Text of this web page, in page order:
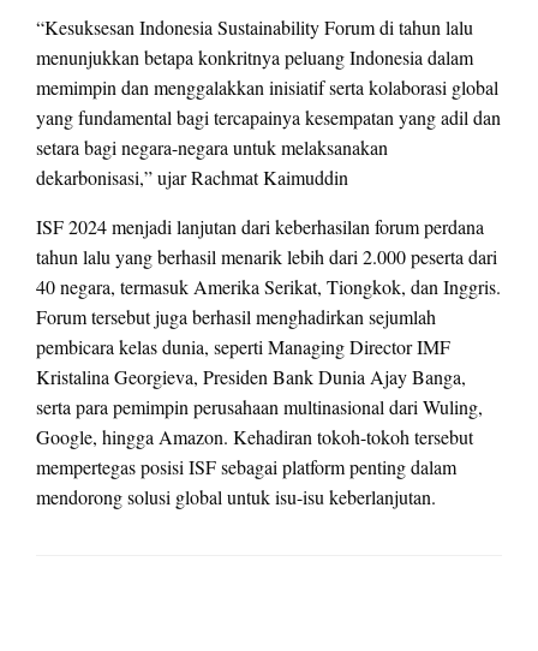
“Kesuksesan Indonesia Sustainability Forum di tahun lalu
menunjukkan betapa konkritnya peluang Indonesia dalam
memimpin dan menggalakkan inisiatif serta kolaborasi global
yang fundamental bagi tercapainya kesempatan yang adil dan
setara bagi negara-negara untuk melaksanakan
dekarbonisasi,” ujar Rachmat Kaimuddin
ISF 2024 menjadi lanjutan dari keberhasilan forum perdana
tahun lalu yang berhasil menarik lebih dari 2.000 peserta dari
40 negara, termasuk Amerika Serikat, Tiongkok, dan Inggris.
Forum tersebut juga berhasil menghadirkan sejumlah
pembicara kelas dunia, seperti Managing Director IMF
Kristalina Georgieva, Presiden Bank Dunia Ajay Banga,
serta para pemimpin perusahaan multinasional dari Wuling,
Google, hingga Amazon. Kehadiran tokoh-tokoh tersebut
mempertegas posisi ISF sebagai platform penting dalam
mendorong solusi global untuk isu-isu keberlanjutan.